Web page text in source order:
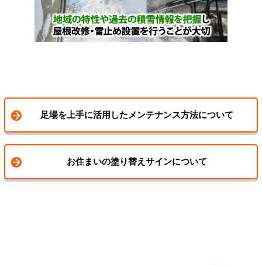
足場を上手に活用したメンテナンス方法について
お住まいの塗り替えサインについて